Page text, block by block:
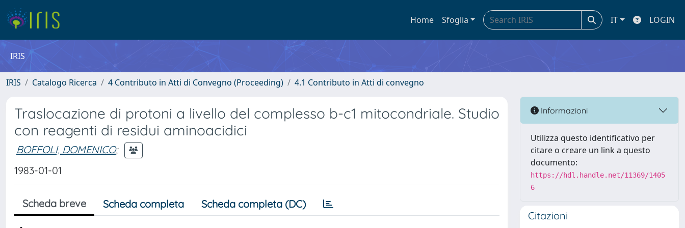
Home Sfoglia IT LOGIN
IRIS
IRIS Catalogo Ricerca 4 Contributo in Atti di Convegno (Proceeding) 4.1 Contributo in Atti di convegno
Traslocazione di protoni a livello del complesso b-c1 mitocondriale. Studio
con reagenti di residui aminoacidici
BOFFOLI, DOMENICO;
1983-01-01
Scheda breve Scheda completa Scheda completa (DC)
Informazioni
Utilizza questo identificativo per
citare o creare un link a questo
documento:
https://hdl.handle.net/11369/1405
6
Citazioni